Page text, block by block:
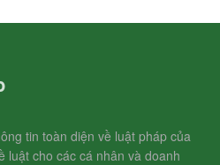
tin toàn diện về luật pháp của
luật cho các cá nhân và doanh